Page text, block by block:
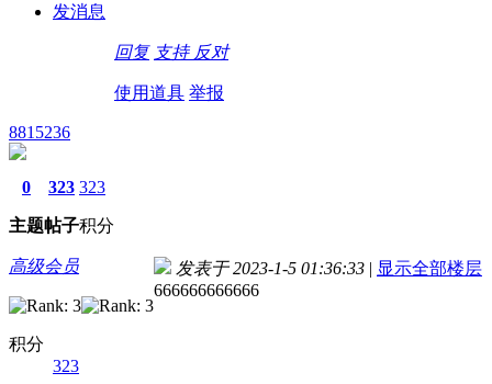
发消息
回复 支持 反对
使用道具 举报
8815236
0
主题
323
帖子
323
积分
高级会员
积分
323
发表于 2023-1-5 01:36:33 | 显示全部楼层
666666666666